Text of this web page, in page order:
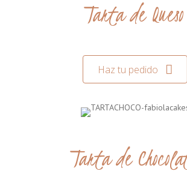
Tarta de Queso
Haz tu pedido
Tarta de